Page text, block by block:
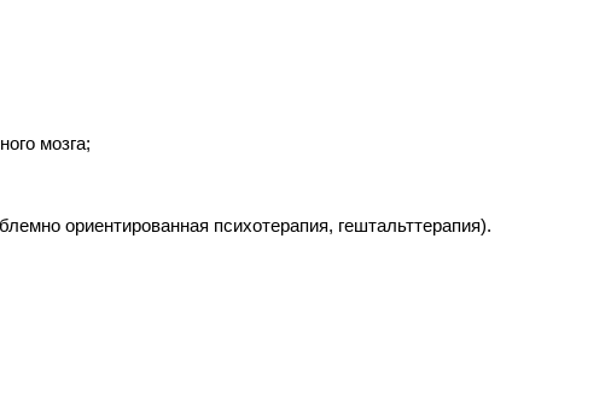
мозга;
ориентированная психотерапия, гештальттерапия).